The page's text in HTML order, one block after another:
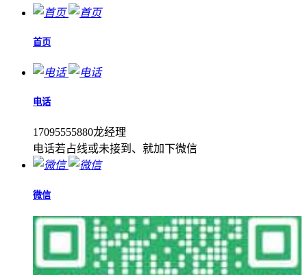
首页
电话
17095555880龙经理
电话若占线或未接到、就加下微信
微信